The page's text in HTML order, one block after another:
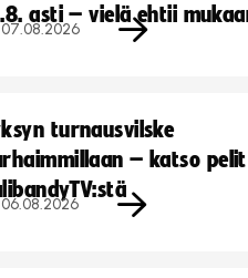
asti – vielä ehtii
07.08.2026
turnausvilske
– katso pelit
06.08.2026